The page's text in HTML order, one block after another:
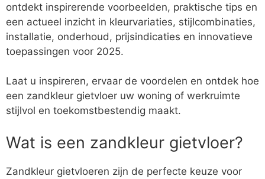
ontdekt inspirerende voorbeelden, praktische tips en
een actueel inzicht in kleurvariaties, stijlcombinaties,
installatie, onderhoud, prijsindicaties en innovatieve
toepassingen voor 2025.
Laat u inspireren, ervaar de voordelen en ontdek hoe
een zandkleur gietvloer uw woning of werkruimte
stijlvol en toekomstbestendig maakt.
Wat is een zandkleur gietvloer?
Zandkleur gietvloeren zijn de perfecte keuze voor